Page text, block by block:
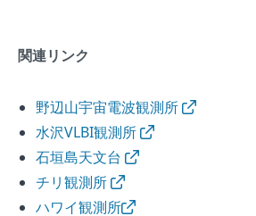
関連リンク
野辺山宇宙電波観測所
水沢VLBI観測所
石垣島天文台
チリ観測所
ハワイ観測所